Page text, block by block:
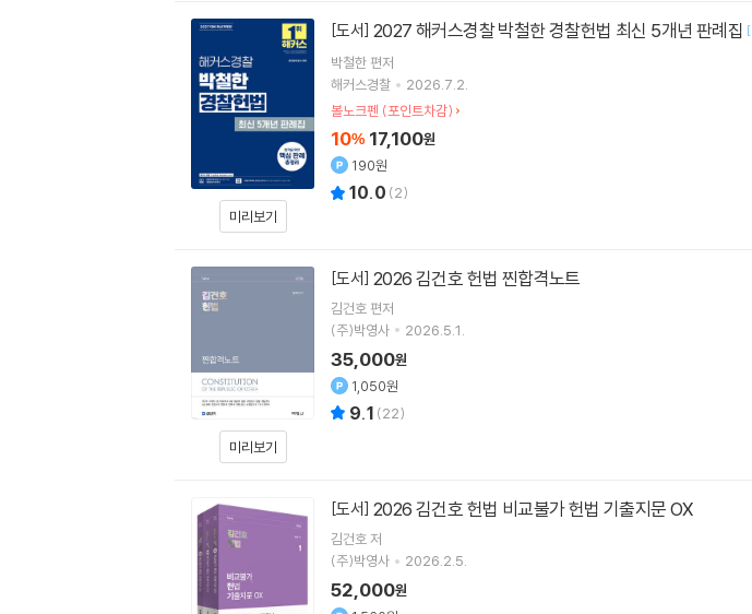
미리보기
[도서] 2027 해커스경찰 박철한 경찰헌법 최신 5개년 판례집 [
박철한 편저
해커스경찰
2026.7.2.
볼노크펜 (포인트차감)
10% 17,100원
190원
10.0 (2)
미리보기
[도서] 2026 김건호 헌법 찐합격노트
김건호 편저
(주)박영사
2026.5.1.
35,000원
1,050원
9.1 (22)
[도서] 2026 김건호 헌법 비교불가 헌법 기출지문 OX
김건호저
(주)박영사
2026.2.5.
52,000원